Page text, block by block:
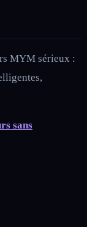
MYM sérieux :
sans